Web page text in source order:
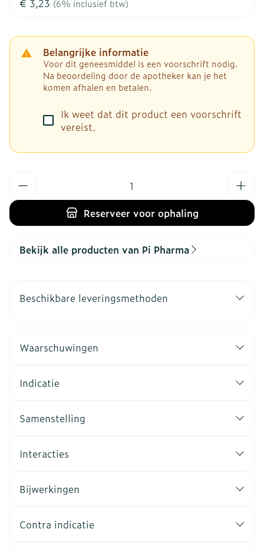
€ 3,23 (6% inclusief btw)
Belangrijke informatie
Voor dit geneesmiddel is een voorschrift nodig.
Na beoordeling door de apotheker kan je het
komen afhalen en betalen.
Ik weet dat dit product een voorschrift
vereist.
Reserveervoor ophaling
Bekijk alle producten van Pi Pharma
Beschikbare leveringsmethoden
Waarschuwingen
Indicatie
Samenstelling
Interacties
Bijwerkingen
Contra indicatie